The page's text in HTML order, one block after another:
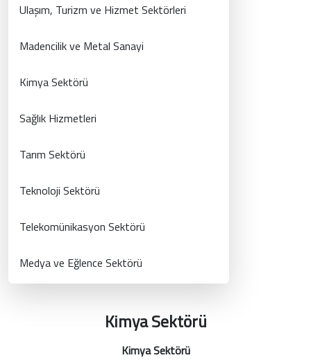
Ulaşım, Turizm ve Hizmet Sektörleri
Madencilik ve Metal Sanayi
Kimya Sektörü
Sağlık Hizmetleri
Tarım Sektörü
Teknoloji Sektörü
Telekomünikasyon Sektörü
Medya ve Eğlence Sektörü
Kimya Sektörü
Kimya Sektörü